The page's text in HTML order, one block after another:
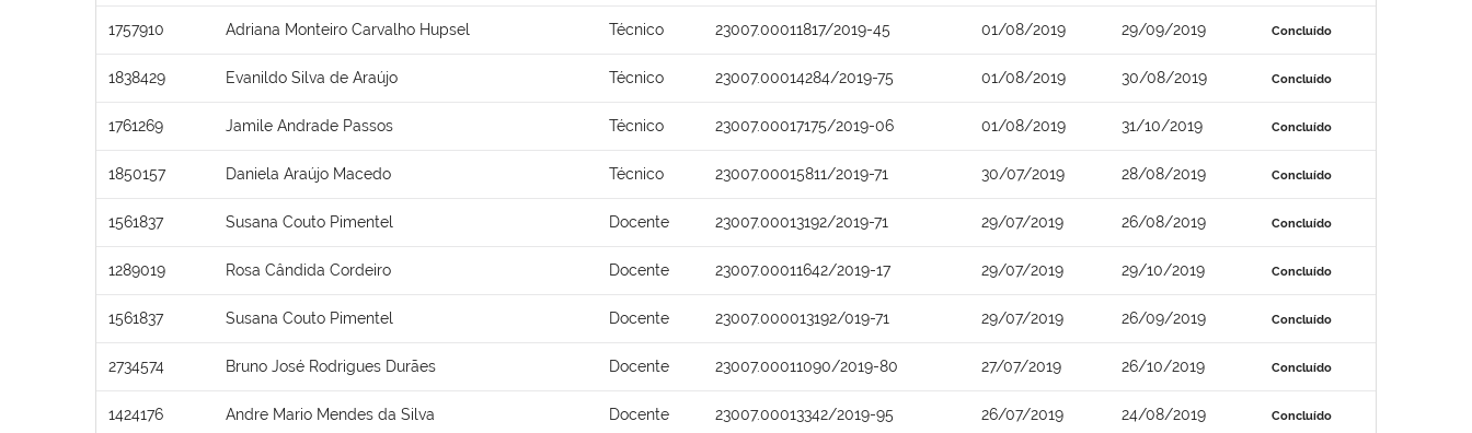
1757910 Adriana Monteiro Carvalho Hupsel Técnico 23007.00011817/2019-45 01/08/2019 29/09/2019 Concluído
1838429 Evanildo Silva de Araújo Técnico 23007.00014284/2019-75 01/08/2019 30/08/2019 Concluído
1761269 Jamile Andrade Passos Técnico 23007.00017175/2019-06 01/08/2019 31/10/2019 Concluído
1850157 Daniela Araújo Macedo Técnico 23007.00015811/2019-71 30/07/2019 28/08/2019 Concluído
1561837 Susana Couto Pimentel Docente 23007.00013192/2019-71 29/07/2019 26/08/2019 Concluído
1289019 Rosa Cândida Cordeiro Docente 23007.00011642/2019-17 29/07/2019 29/10/2019 Concluído
1561837 Susana Couto Pimentel Docente 23007.000013192/019-71 29/07/2019 26/09/2019 Concluído
2734574 Bruno José Rodrigues Durães Docente 23007.00011090/2019-80 27/07/2019 26/10/2019 Concluído
1424176 Andre Mario Mendes da Silva Docente 23007.00013342/2019-95 26/07/2019 24/08/2019 Concluído